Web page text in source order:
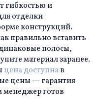
гибкостью и
отделки
конструкций.
правильно вставить
полосы,
материал заранее.
цена доступнав
цены — гарантия
готов